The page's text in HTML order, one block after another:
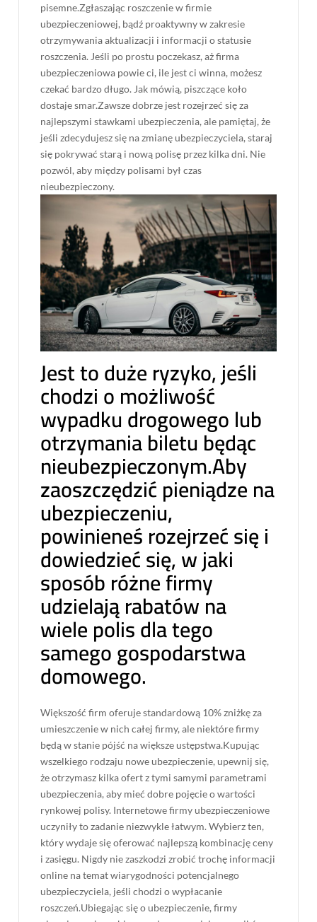
pisemne.Zgłaszając roszczenie w firmie
ubezpieczeniowej, bądź proaktywny w zakresie
otrzymywania aktualizacji i informacji o statusie
roszczenia. Jeśli po prostu poczekasz, aż firma
ubezpieczeniowa powie ci, ile jest ci winna, możesz
czekać bardzo długo. Jak mówią, piszczące koło
dostaje smar.Zawsze dobrze jest rozejrzeć się za
najlepszymi stawkami ubezpieczenia, ale pamiętaj, że
jeśli zdecydujesz się na zmianę ubezpieczyciela, staraj
się pokrywać starą i nową polisę przez kilka dni. Nie
pozwól, aby między polisami był czas
nieubezpieczony.
Jest to duże ryzyko, jeśli
chodzi o możliwość
wypadku drogowego lub
otrzymania biletu będąc
nieubezpieczonym.Aby
zaoszczędzić pieniądze na
ubezpieczeniu,
powinieneś rozejrzeć się i
dowiedzieć się, w jaki
sposób różne firmy
udzielają rabatów na
wiele polis dla tego
samego gospodarstwa
domowego.
Większość firm oferuje standardową 10% zniżkę za
umieszczenie w nich całej firmy, ale niektóre firmy
będą w stanie pójść na większe ustępstwa.Kupując
wszelkiego rodzaju nowe ubezpieczenie, upewnij się,
że otrzymasz kilka ofert z tymi samymi parametrami
ubezpieczenia, aby mieć dobre pojęcie o wartości
rynkowej polisy. Internetowe firmy ubezpieczeniowe
uczyniły to zadanie niezwykle łatwym. Wybierz ten,
który wydaje się oferować najlepszą kombinację ceny
i zasięgu. Nigdy nie zaszkodzi zrobić trochę informacji
online na temat wiarygodności potencjalnego
ubezpieczyciela, jeśli chodzi o wypłacanie
roszczeń.Ubiegając się o ubezpieczenie, firmy